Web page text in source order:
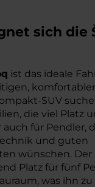
sich die
ist das ideale
SUV
die viel Platz
für Pendler,
und guten
wünschen. Der
Platz für fünf
was ihn